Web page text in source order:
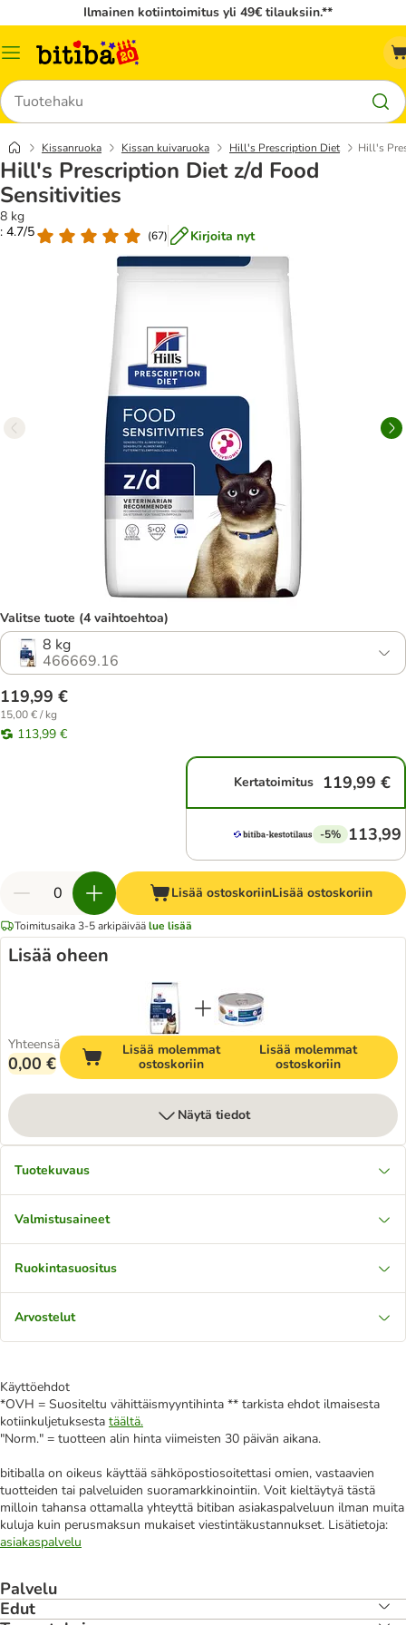
Ilmainen kotiintoimitus yli 49€ tilauksiin.**
Katalogivalikko
Hae
Kissanruoka Kissan kuivaruoka Hill's Prescription Diet Hill's
Hill's Prescription Diet z/d Food
Sensitivities
8 kg
: 4.7/5
(67) Kirjoita nyt
Valitse tuote (4 vaihtoehtoa)
8 kg
466669.16
119,99 €
15,00 € / kg
113,99 €
Kertatoimitus 119,99 €
-5% 113,99
Lisää ostoskoriinLisää ostoskoriin
Toimitusaika 3-5 arkipäiväälue lisää
Lisää oheen
Yhteensä
0,00 €
Lisää molemmat
ostoskoriin
Lisää molemmat
ostoskoriin
Näytä tiedot
Tuotekuvaus
Valmistusaineet
Ruokintasuositus
Arvostelut
Käyttöehdot
*OVH = Suositeltu vähittäismyyntihinta ** tarkista ehdot ilmaisesta
kotiinkuljetuksesta täältä.
"Norm." = tuotteen alin hinta viimeisten 30 päivän aikana.
bitiballa on oikeus käyttää sähköpostiosoitettasi omien, vastaavien
tuotteiden tai palveluiden suoramarkkinointiin. Voit kieltäytyä tästä
milloin tahansa ottamalla yhteyttä bitiban asiakaspalveluun ilman muita
kuluja kuin perusmaksun mukaiset viestintäkustannukset. Lisätietoja:
asiakaspalvelu
Palvelu
Edut